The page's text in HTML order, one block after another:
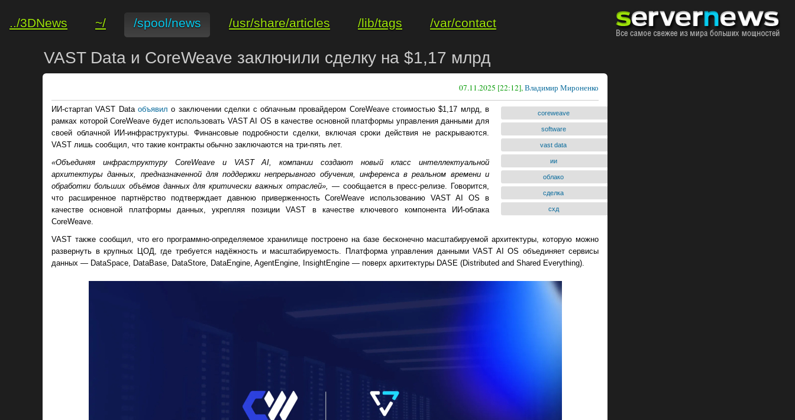
../3DNews ~/ /spool/news /usr/share/articles /lib/tags /var/contact
VAST Data и CoreWeave заключили сделку на $1,17 млрд
07.11.2025 [22:12],Владимир Мироненко
coreweave
software
vast data
ии
облако
сделка
схд
ИИ-стартап VAST Dataобъявил о заключении сделки с облачным провайдером CoreWeave стоимостью $1,17 млрд, в
рамках которой CoreWeave будет использовать VAST AI OS в качестве основной платформы управления данными для
своей облачной ИИ-инфраструктуры. Финансовые подробности сделки, включая сроки действия не раскрываются.
VAST лишь сообщил, что такие контракты обычно заключаются на три-пять лет.
«Объединяя инфраструктуру CoreWeave и VAST AI, компании создают новый класс интеллектуальной
архитектуры данных, предназначенной для поддержки непрерывного обучения, инференса в реальном времени и
обработки больших объёмов данных для критически важных отраслей», — сообщается в пресс-релизе. Говорится,
что расширенное партнёрство подтверждает давнюю приверженность CoreWeave использованию VAST AI OS в
качестве основной платформы данных, укрепляя позиции VAST в качестве ключевого компонента ИИ-облака
CoreWeave.
VAST также сообщил, что его программно-определяемое хранилище построено на базе бесконечно масштабируемой архитектуры, которую можно
развернуть в крупных ЦОД, где требуется надёжность и масштабируемость. Платформа управления данными VAST AI OS объединяет сервисы
данных — DataSpace, DataBase, DataStore, DataEngine, AgentEngine, InsightEngine — поверх архитектуры DASE (Distributed and Shared Everything).